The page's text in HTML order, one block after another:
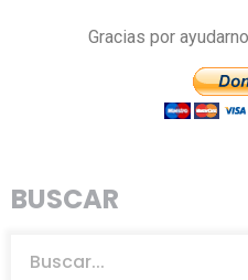
Gracias por
BUSCAR